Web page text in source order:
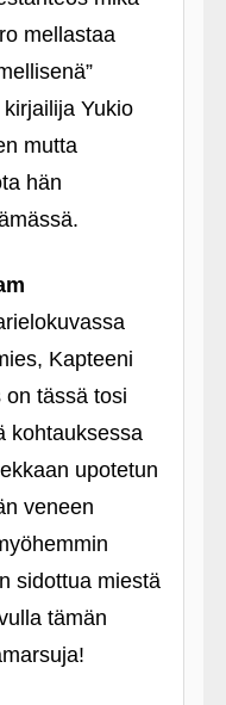
mellastaa
Yukio
mutta
hän
Kapteeni
tässä tosi
kohtauksessa
upotetun
veneen
sidottua miestä
tämän